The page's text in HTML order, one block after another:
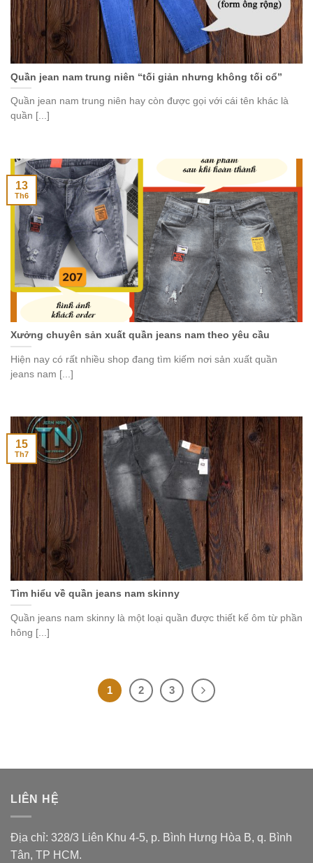
Quần jean nam trung niên “tối giản nhưng không tối cổ”
Quần jean nam trung niên hay còn được gọi với cái tên khác là
quần [...]
Xưởng chuyên sản xuất quần jeans nam theo yêu cầu
Hiện nay có rất nhiều shop đang tìm kiếm nơi sản xuất quần
jeans nam [...]
13
Th6
Tìm hiểu về quần jeans nam skinny
Quần jeans nam skinny là một loại quần được thiết kế ôm từ phần
hông [...]
15
Th7
1 2 3
LIÊN HỆ
Địa chỉ: 328/3 Liên Khu 4-5, p. Bình Hưng Hòa B, q. Bình
Tân, TP HCM.